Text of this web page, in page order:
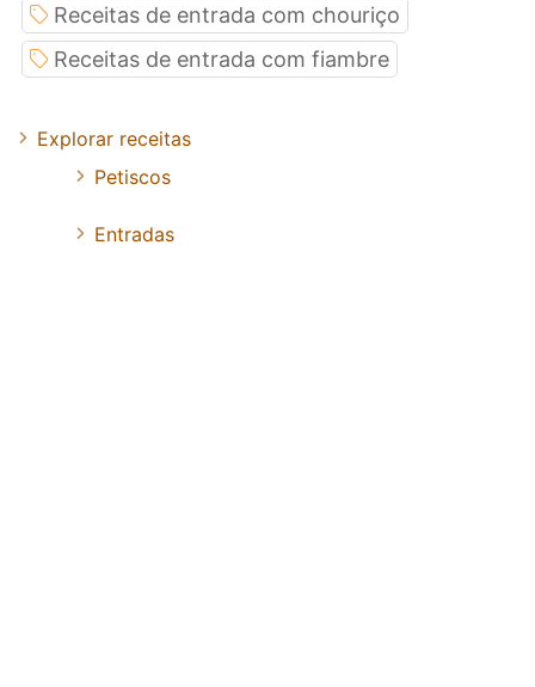
Receitas de entrada com chouriço
Receitas de entrada com fiambre
Explorar receitas
Petiscos
Entradas